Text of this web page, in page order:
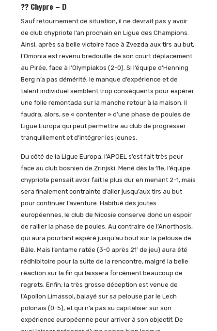
?? Chypre – D
Sauf retournement de situation, il ne devrait pas y avoir
de club chypriote l’an prochain en Ligue des Champions.
Ainsi, après sa belle victoire face à Zvezda aux tirs au but,
l’Omonia est revenu bredouille de son court déplacement
au Pirée, face à l’Olympiakos (2-0). Si l’équipe d’Henning
Berg n’a pas démérité, le manque d’expérience et de
talent individuel semblent trop conséquents pour espérer
une folle remontada sur la manche retour à la maison. Il
faudra, alors, se « contenter » d’une phase de poules de
Ligue Europa qui peut permettre au club de progresser
tranquillement et d’intégrer les jeunes.
Du côté de la Ligue Europa, l’APOEL s’est fait très peur
face au club bosnien de Zrinjski. Mené dès la 11e, l’équipe
chypriote pensait avoir fait le plus dur en menant 2-1, mais
sera finalement contrainte d’aller jusqu’aux tirs au but
pour continuer l’aventure. Habitué des joutes
européennes, le club de Nicosie conserve donc un espoir
de rallier la phase de poules. Au contraire de l’Anorthosis,
qui aura pourtant espéré jusqu’au bout sur la pelouse de
Bâle. Mais l’entame ratée (3-0 après 21′ de jeu) aura été
rédhibitoire pour la suite de la rencontre, malgré la belle
réaction sur la fin qui laissera forcément beaucoup de
regrets. Enfin, la très grosse déception est venue de
l’Apollon Limassol, balayé sur sa pelouse par le Lech
polonais (0-5), et qui n’a pas su capitaliser sur son
expérience européenne pour arriver à son objectif. De